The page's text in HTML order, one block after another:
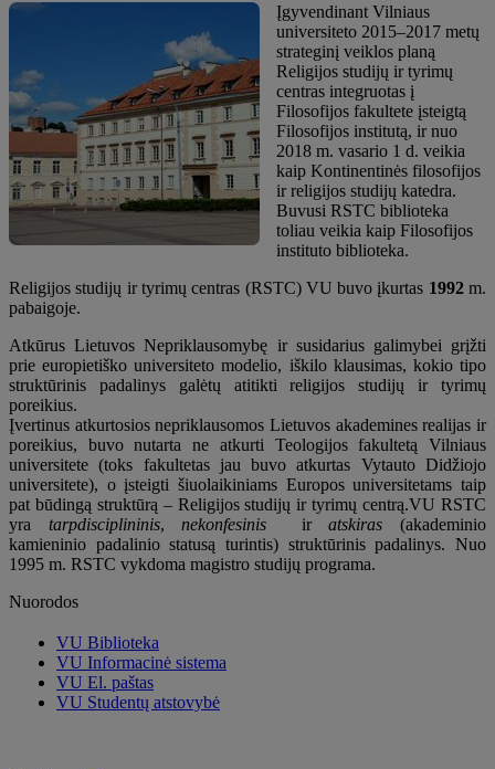
Įgyvendinant Vilniaus
universiteto 2015–2017 metų
strateginį veiklos planą
Religijos studijų ir tyrimų
centras integruotas į
Filosofijos fakultete įsteigtą
Filosofijos institutą, ir nuo
2018 m. vasario 1 d. veikia
kaip Kontinentinės filosofijos
ir religijos studijų katedra.
Buvusi RSTC biblioteka
toliau veikia kaip Filosofijos
instituto biblioteka.
Religijos studijų ir tyrimų centras (RSTC) VU buvo įkurtas 1992m.
pabaigoje.
Atkūrus Lietuvos Nepriklausomybę ir susidarius galimybei grįžti
prie europietiško universiteto modelio, iškilo klausimas, kokio tipo
struktūrinis padalinys galėtų atitikti religijos studijų ir tyrimų
poreikius.
Įvertinus atkurtosios nepriklausomos Lietuvos akademines realijas ir
poreikius, buvo nutarta ne atkurti Teologijos fakultetą Vilniaus
universitete (toks fakultetas jau buvo atkurtas Vytauto Didžiojo
universitete), o įsteigti šiuolaikiniams Europos universitetams taip
pat būdingą struktūrą – Religijos studijų ir tyrimų centrą.VU RSTC
yra tarpdisciplininis,nekonfesinis iratskiras (akademinio
kamieninio padalinio statusą turintis) struktūrinis padalinys. Nuo
1995 m. RSTC vykdoma magistro studijų programa.
Nuorodos
VU Biblioteka
VU Informacinė sistema
VU El. paštas
VU Studentų atstovybė